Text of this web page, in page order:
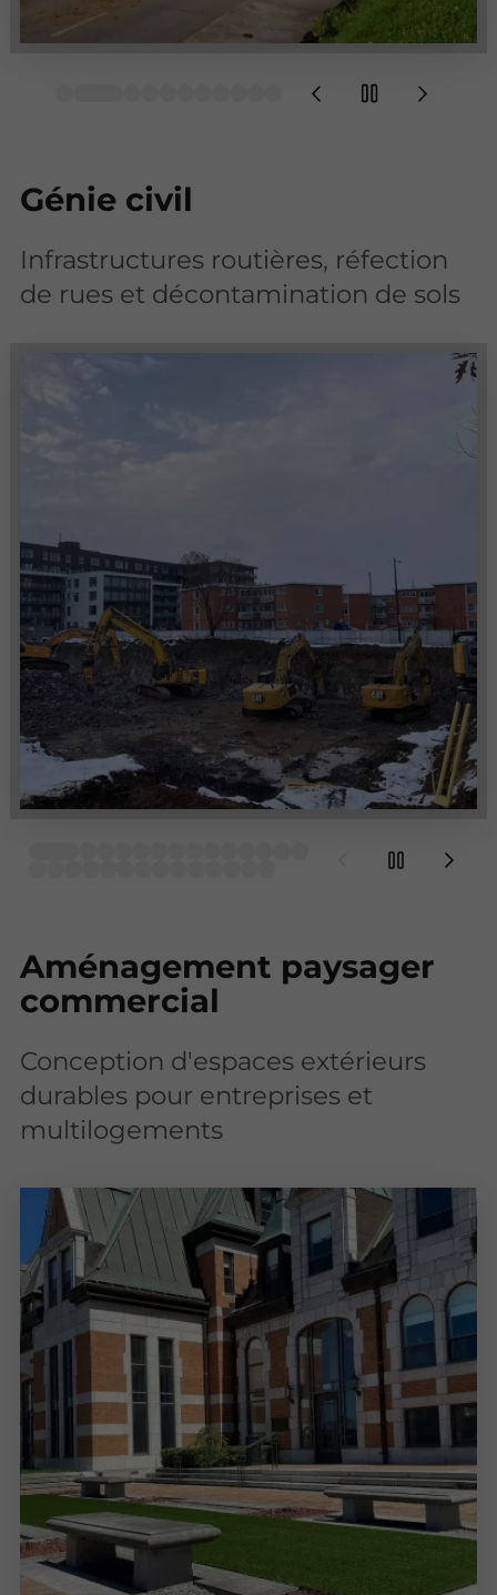
Génie civil
Infrastructures routières, réfection
de rues et décontamination de sols
Aménagement paysager
commercial
Conception d'espaces extérieurs
durables pour entreprises et
multilogements